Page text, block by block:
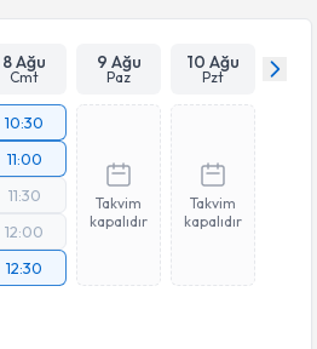
8 Ağu
Cmt
9 Ağu
Paz
10 Ağu
Pzt
10:30
11:00
11:30
12:00
12:30
Takvim
kapalıdır
Takvim
kapalıdır